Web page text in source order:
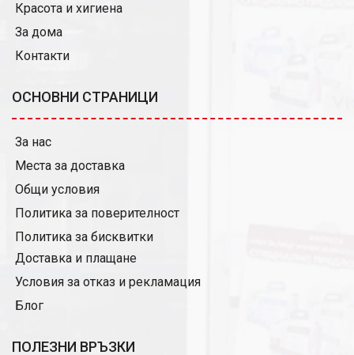
Красота и хигиена
За дома
Контакти
ОСНОВНИ СТРАНИЦИ
За нас
Места за доставка
Общи условия
Политика за поверителност
Политика за бисквитки
Доставка и плащане
Условия за отказ и рекламация
Блог
ПОЛЕЗНИ ВРЪЗКИ